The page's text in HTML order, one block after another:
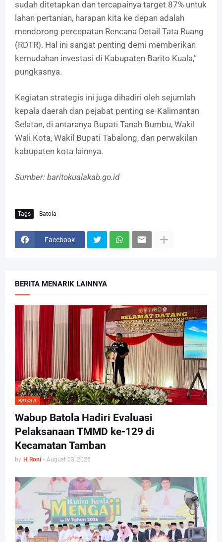
sudah ditetapkan dan tercapainya target 87% untuk
lahan pertanian, harapan kita ke depan adalah
mendorong percepatan Rencana Detail Tata Ruang
(RDTR). Hal ini sangat penting demi memberikan
kemudahan investasi di Kabupaten Barito Kuala,”
pungkasnya.
Kegiatan strategis ini juga dihadiri oleh sejumlah
kepala daerah dan pejabat penting se-Kalimantan
Selatan, di antaranya Bupati Tanah Bumbu, Wakil
Wali Kota, Wakil Bupati Tabalong, dan perwakilan
kabupaten kota lainnya.
Sumber: baritokualakab.go.id
Tags Batola
Facebook
BERITA MENARIK LAINNYA
BATOLA
Wabup Batola Hadiri Evaluasi
Pelaksanaan TMMD ke-129 di
Kecamatan Tamban
by H Roni - August 03, 2026